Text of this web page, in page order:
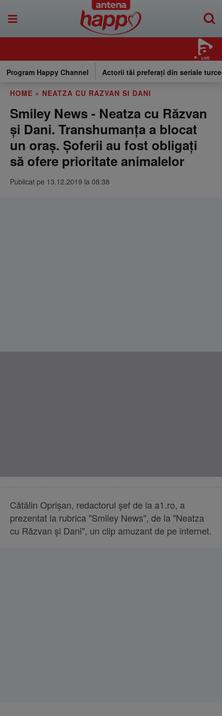
LIVE
Program Happy Channel Actorii tăi preferați din seriale
HOME » NEATZA CU RAZVAN SI DANI
Smiley News - Neatza cu Răzvan
și Dani. Transhumanţa a blocat
un oraş. Șoferii au fost obligaţi
să ofere prioritate animalelor
Publicat pe 13.12.2019 la 08:38
Cătălin Oprişan, redactorul şef de la a1.ro, a
prezentat la rubrica "Smiley News", de la "Neatza
cu Răzvan și Dani", un clip amuzant de pe internet.